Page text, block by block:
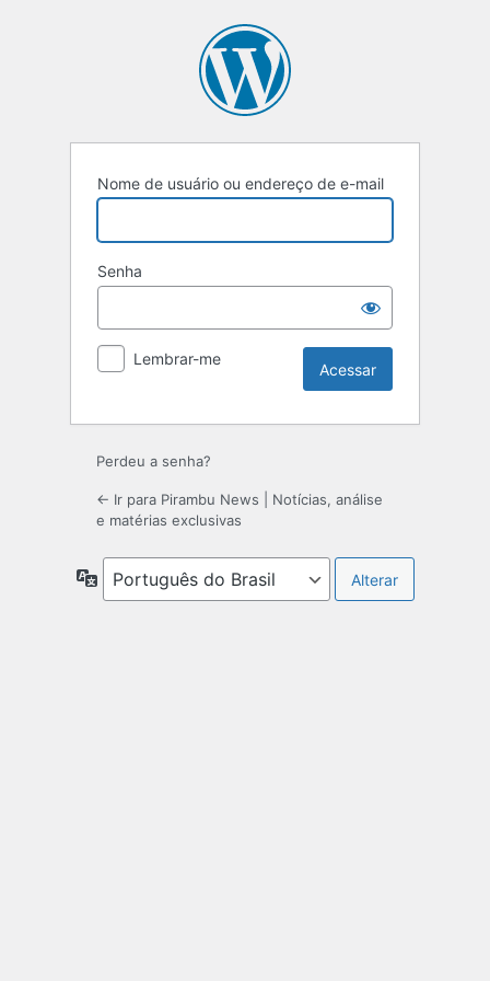
Nome de usuário ou endereço de e-mail
Senha
Lembrar-me
Perdeu a senha?
← Ir para Pirambu News | Notícias, análise
e matérias exclusivas
Idioma